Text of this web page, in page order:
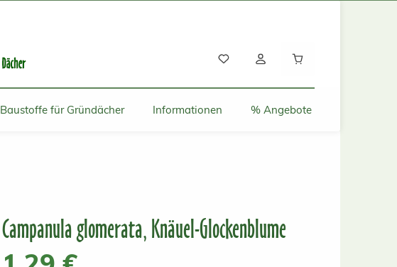
Baustoffe für Gründächer Informationen % Angebote
Campanula glomerata, Knäuel-Glockenblume
Regulärer Preis: